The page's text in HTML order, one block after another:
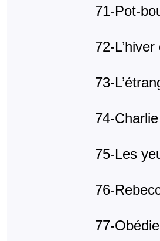
71-Pot-
72-
73-
74-
75-Les
76-
77-